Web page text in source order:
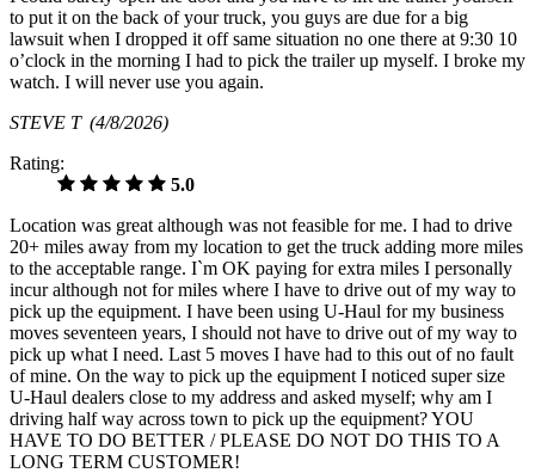
to put it on the back of your truck, you guys are due for a big
lawsuit when I dropped it off same situation no one there at 9:30 10
o’clock in the morning I had to pick the trailer up myself. I broke my
watch. I will never use you again.
STEVE T (4/8/2026)
Rating:
5.0
Location was great although was not feasible for me. I had to drive
20+ miles away from my location to get the truck adding more miles
to the acceptable range. I`m OK paying for extra miles I personally
incur although not for miles where I have to drive out of my way to
pick up the equipment. I have been using U-Haul for my business
moves seventeen years, I should not have to drive out of my way to
pick up what I need. Last 5 moves I have had to this out of no fault
of mine. On the way to pick up the equipment I noticed super size
U-Haul dealers close to my address and asked myself; why am I
driving half way across town to pick up the equipment? YOU
HAVE TO DO BETTER / PLEASE DO NOT DO THIS TO A
LONG TERM CUSTOMER!